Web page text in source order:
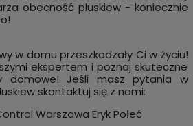
obecność pluskiew - koniecznie
w domu przeszkadzały Ci w życiu!
ekspertem i poznaj skuteczne
domowe! Jeśli masz pytania w
skontaktuj się z nami:
Warszawa Eryk Połeć